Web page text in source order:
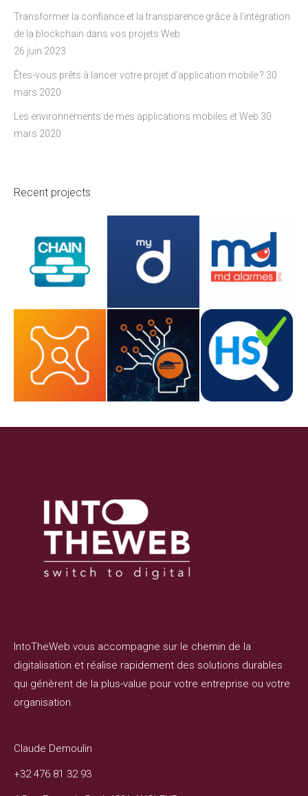
Transformer la confiance et la transparence grâce à l’intégration
de la blockchain dans vos projets Web
26 juin 2023
Êtes-vous prêts à lancer votre projet d’application mobile ? 30
mars 2020
Les environnements de mes applications mobiles et Web 30
mars 2020
Recent projects
IntoTheWeb vous accompagne sur le chemin de la
digitalisation et réalise rapidement des solutions durables
qui génèrent de la plus-value pour votre entreprise ou votre
organisation.
Claude Demoulin
+32 476 81 32 93